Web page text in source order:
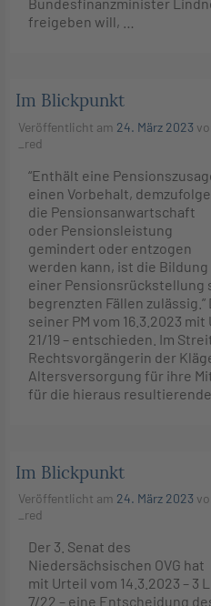
freigeben will, …
Im Blickpunkt
Veröffentlicht am 24. März 2023
_red
“Enthält eine
einen Vorbehalt, demzufolge
die Pensionsanwartschaft
oder Pensionsleistung
gemindert oder entzogen
werden kann, ist die Bildung
einer
begrenzten Fällen zulässig.”
seiner PM vom 16.3.2023 mit
21/19 – entschieden. Im
Rechtsvorgängerin der
Altersversorgung für ihre
für die hieraus
Im Blickpunkt
Veröffentlicht am 24. März 2023
_red
Der 3. Senat des
Niedersächsischen OVG hat
mit Urteil vom 14.3.2023 – 3
7/22 – eine Entscheidung